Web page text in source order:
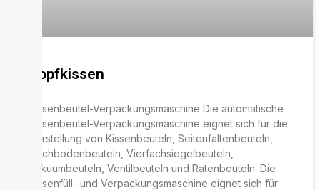
Kopfkissen
Kissenbeutel-Verpackungsmaschine Die automatische
Kissenbeutel-Verpackungsmaschine eignet sich für die
Herstellung von Kissenbeuteln, Seitenfaltenbeuteln,
Flachbodenbeuteln, Vierfachsiegelbeuteln,
Vakuumbeuteln, Ventilbeuteln und Ratenbeuteln. Die
Kissenfüll- und Verpackungsmaschine eignet sich für